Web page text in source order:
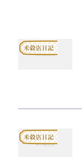
米穀店日記
米穀店日記